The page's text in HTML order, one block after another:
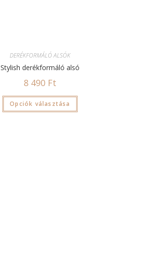
DERÉKFORMÁLÓ ALSÓK
Stylish derékformáló alsó
8 490 Ft
Opciók választása